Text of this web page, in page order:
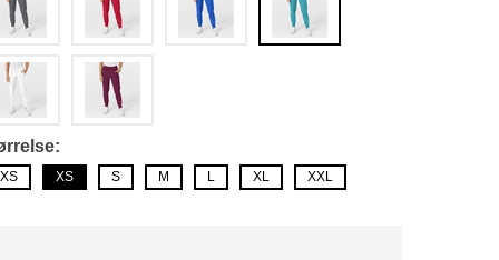
XS S M L XL XXL